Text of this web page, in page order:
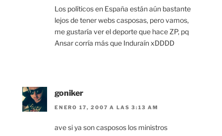
Los políticos en España están aún bastante
lejos de tener webs casposas, pero vamos,
me gustaría ver el deporte que hace ZP, pq
Ansar corría más que Induraín xDDDD
goniker
ENERO 17, 2007 A LAS 3:13 AM
ave si ya son casposos los ministros